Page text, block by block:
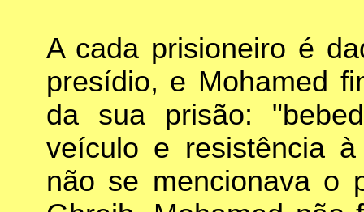
A cada prisioneiro é
presídio, e Mohamed
da sua prisão:
veículo e resistência
não se mencionava o